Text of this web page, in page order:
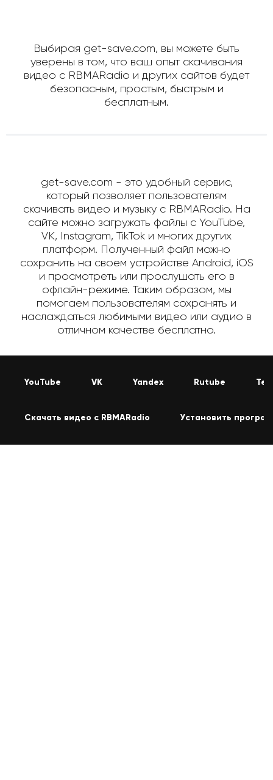
Выбирая get-save.com, вы можете быть
уверены в том, что ваш опыт скачивания
видео с RBMARadio и других сайтов будет
безопасным, простым, быстрым и
бесплатным.
get-save.com - это удобный сервис,
который позволяет пользователям
скачивать видео и музыку с RBMARadio. На
сайте можно загружать файлы с YouTube,
VK, Instagram, TikTok и многих других
платформ. Полученный файл можно
сохранить на своем устройстве Android, iOS
и просмотреть или прослушать его в
офлайн-режиме. Таким образом, мы
помогаем пользователям сохранять и
наслаждаться любимыми видео или аудио в
отличном качестве бесплатно.
YouTube VK Yandex Rutube
Скачать видео с RBMARadio Установить